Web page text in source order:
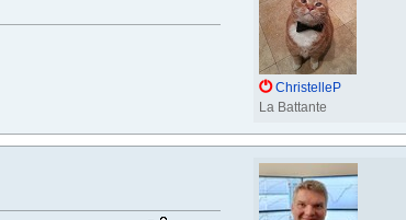
ChristelleP
La Battante